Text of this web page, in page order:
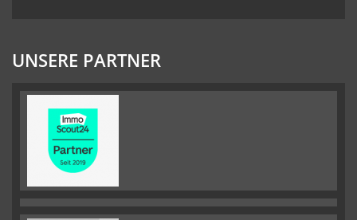
UNSERE PARTNER